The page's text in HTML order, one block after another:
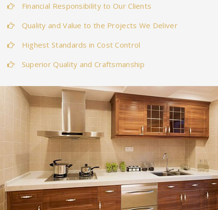
Financial Responsibility to Our Clients
Quality and Value to the Projects We Deliver
Highest Standards in Cost Control
Superior Quality and Craftsmanship